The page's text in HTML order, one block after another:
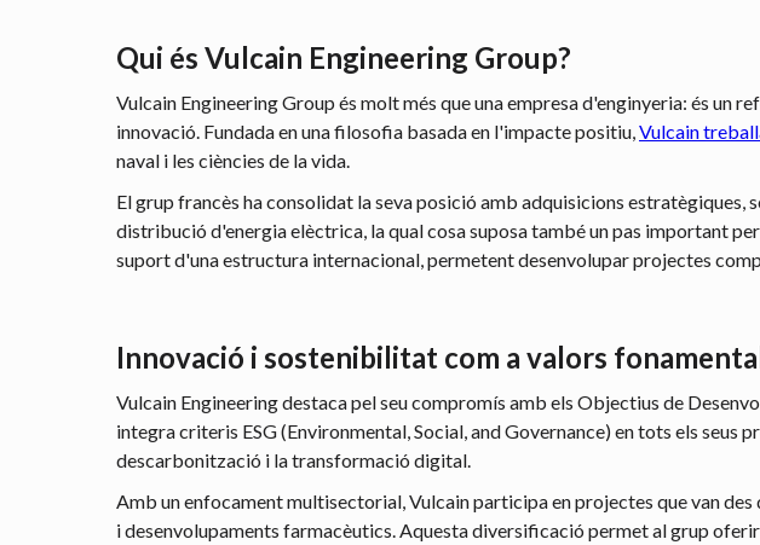
Qui és Vulcain Engineering Group?
Vulcain Engineering Group és molt més que una empresa d'enginyeria: és
innovació. Fundada en una filosofia basada en l'impacte positiu,Vulcain
naval i les ciències de la vida.
El grup francès ha consolidat la seva posició amb adquisicions
distribució d'energia elèctrica, la qual cosa suposa també un pas important
suport d'una estructura internacional, permetent desenvolupar projectes
Innovació i sostenibilitat com a valors
Vulcain Engineering destaca pel seu compromís amb els Objectius de
integra criteris ESG (Environmental, Social, and Governance) en tots els
descarbonització i la transformació digital.
Amb un enfocament multisectorial, Vulcain participa en projectes que van
i desenvolupaments farmacèutics. Aquesta diversificació permet al grup